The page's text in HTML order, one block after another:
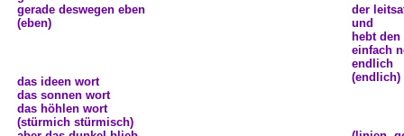
gerade deswegen eben
(eben)
das ideen wort
das sonnen wort
das höhlen wort
(stürmich stürmisch)
der
und
hebt
einfach
endlich
(endlich)